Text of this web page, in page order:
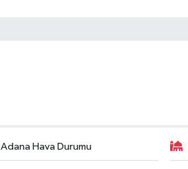
Adana Hava Durumu